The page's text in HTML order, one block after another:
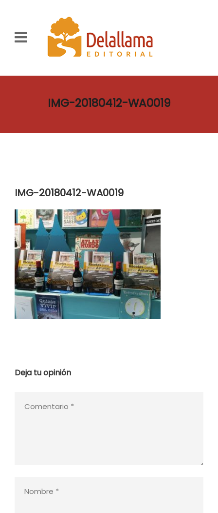
IMG-20180412-WA0019
IMG-20180412-WA0019
Deja tu opinión